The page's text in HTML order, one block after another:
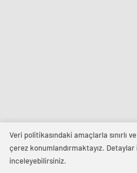
Veri politikasındaki amaçlarla sınırlı
çerez konumlandırmaktayız. Detaylar
inceleyebilirsiniz.